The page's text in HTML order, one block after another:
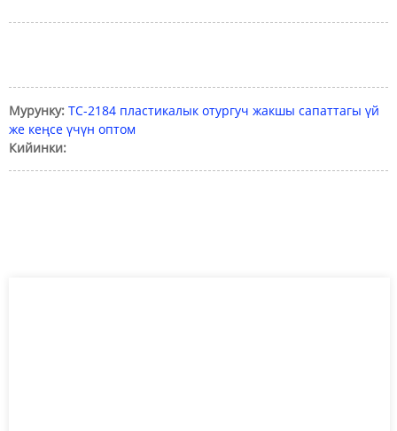
Мурунку: TC-2184 пластикалык отургуч жакшы сапаттагы үй
же кеңсе үчүн оптом
Кийинки: